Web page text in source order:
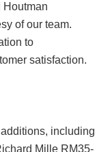
of our team.
to
satisfaction.
including
Mille RM35-